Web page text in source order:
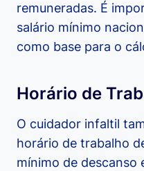
remuneradas. É
salário mínimo
como base para o
Horário de
O cuidador infaltil
horário de trabalho
mínimo de descanso